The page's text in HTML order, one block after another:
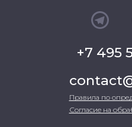
+7 495
Правила по
Согласие на